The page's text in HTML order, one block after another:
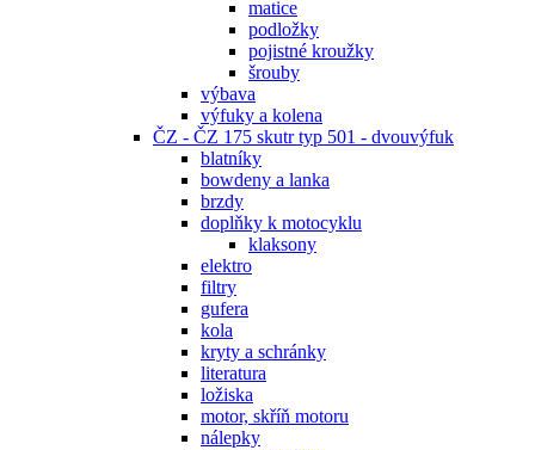
matice
podložky
pojistné kroužky
šrouby
výbava
výfuky a kolena
ČZ - ČZ 175 skutr typ 501 - dvouvýfuk
blatníky
bowdeny a lanka
brzdy
doplňky k motocyklu
klaksony
elektro
filtry
gufera
kola
kryty a schránky
literatura
ložiska
motor, skříň motoru
nálepky